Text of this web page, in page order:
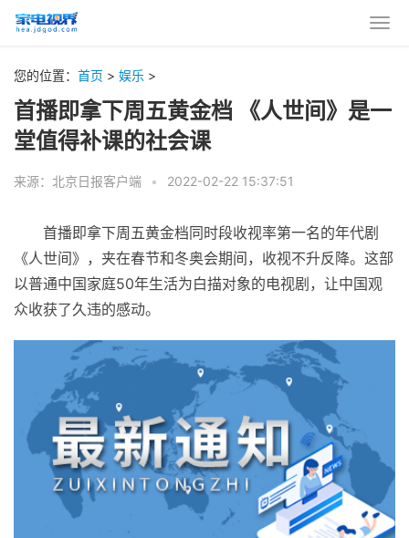
您的位置： 首页 > 娱乐 >
首播即拿下周五黄金档 《人世间》是一
堂值得补课的社会课
来源：北京日报客户端 • 2022-02-22 15:37:51
首播即拿下周五黄金档同时段收视率第一名的年代剧
《人世间》，夹在春节和冬奥会期间，收视不升反降。这部
以普通中国家庭50年生活为白描对象的电视剧，让中国观
众收获了久违的感动。